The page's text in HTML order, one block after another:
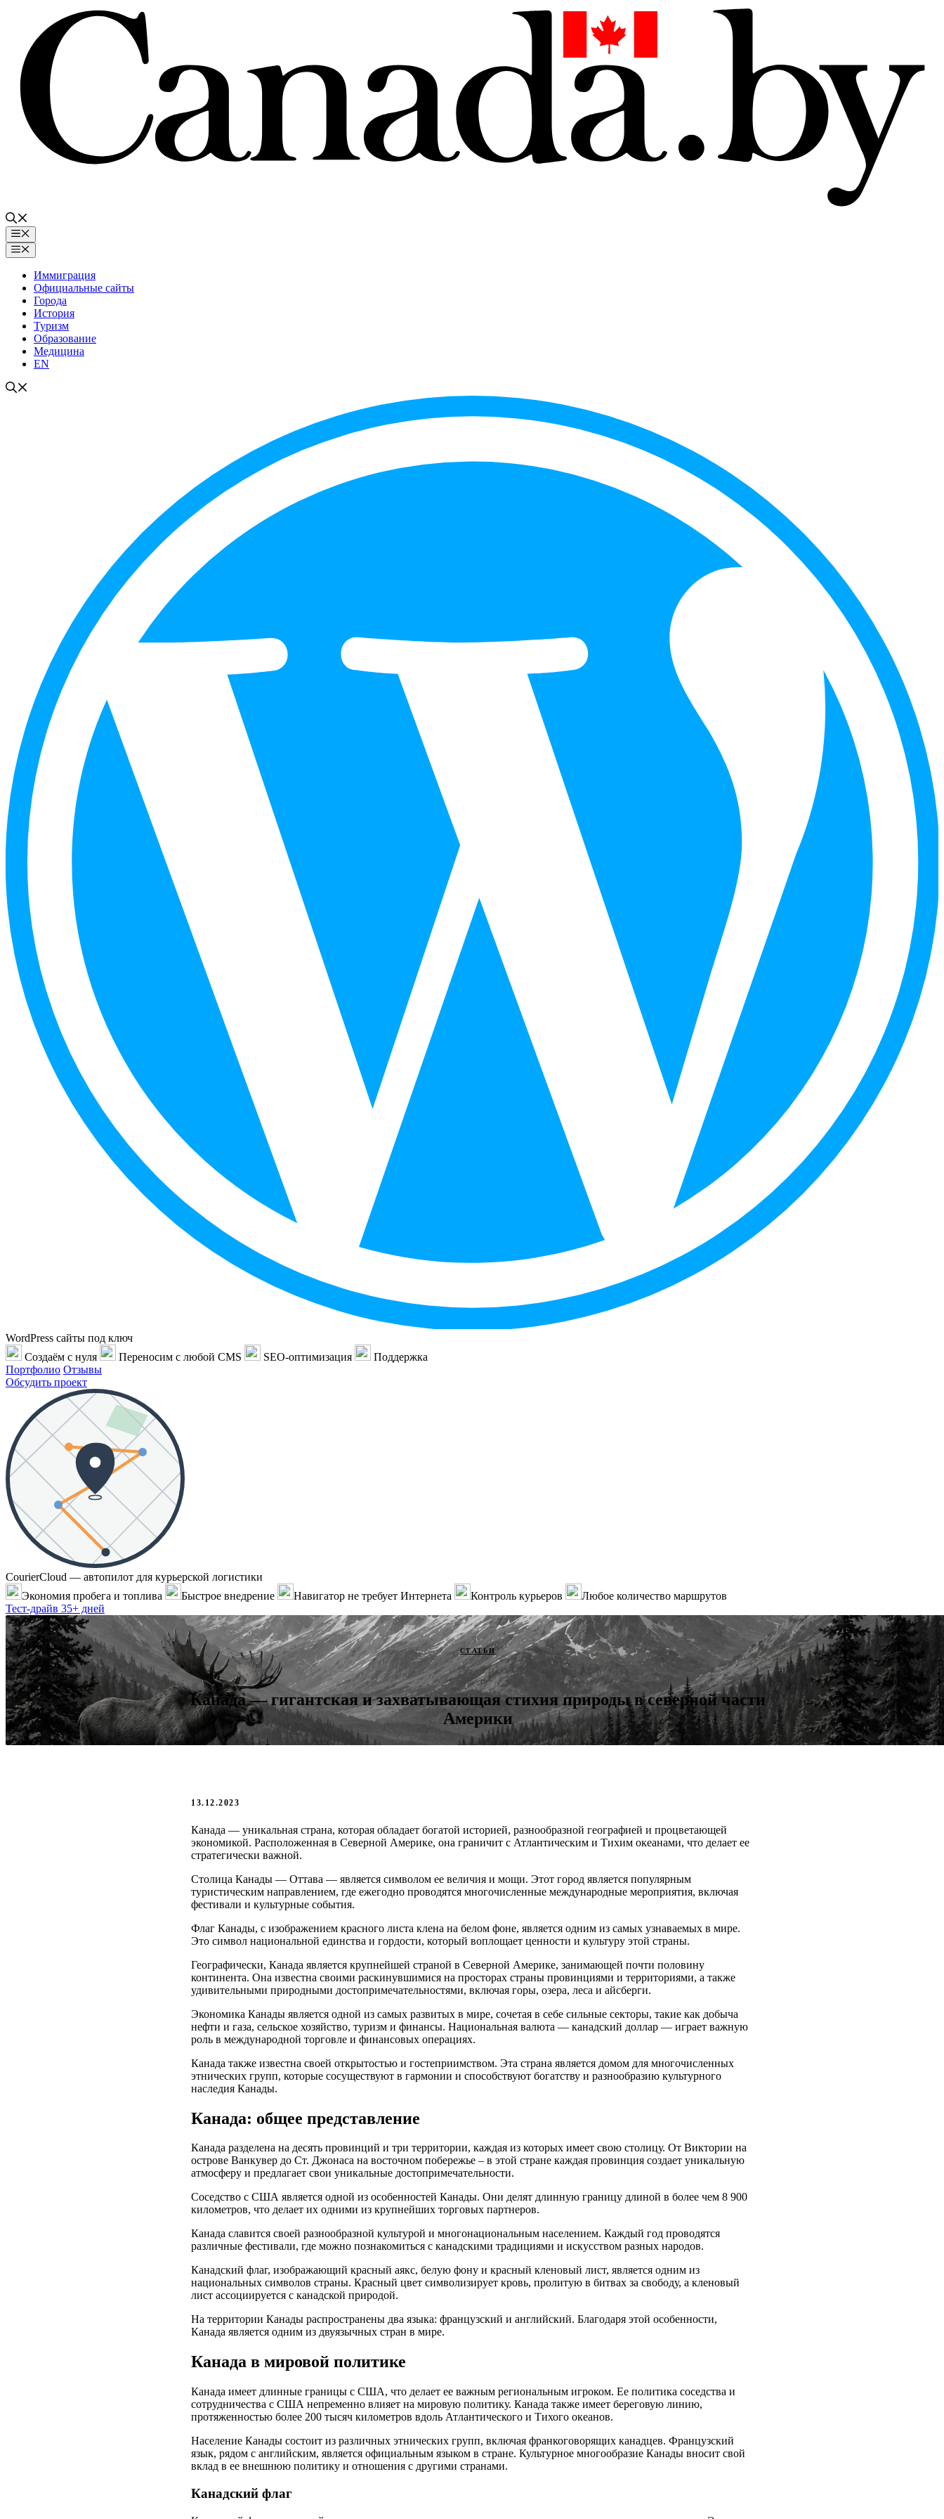
содержимому
Меню
Меню
Иммиграция
Официальные сайты
Города
История
Туризм
Образование
Медицина
EN
WordPress сайты под ключ
Создаём с нуля
Переносим с любой CMS SEO-оптимизация
Поддержка
Портфолио Отзывы
Обсудить проект
CourierCloud — автопилот для курьерской логистики
Экономия пробега и топлива
Быстрое внедрение Навигатор не требует Интернета Контроль курьеров
Любое количество маршрутов
Тест-драйв 35+ дней
СТАТЬИ
Канада — гигантская и захватывающая стихия природы в северной части
Америки
13.12.2023
Канада — уникальная страна, которая обладает богатой историей, разнообразной географией и процветающей
экономикой. Расположенная в Северной Америке, она граничит с Атлантическим и Тихим океанами, что делает ее
стратегически важной.
Столица Канады — Оттава — является символом ее величия и мощи. Этот город является популярным
туристическим направлением, где ежегодно проводятся многочисленные международные мероприятия, включая
фестивали и культурные события.
Флаг Канады, с изображением красного листа клена на белом фоне, является одним из самых узнаваемых в мире.
Это символ национальной единства и гордости, который воплощает ценности и культуру этой страны.
Географически, Канада является крупнейшей страной в Северной Америке, занимающей почти половину
континента. Она известна своими раскинувшимися на просторах страны провинциями и территориями, а также
удивительными природными достопримечательностями, включая горы, озера, леса и айсберги.
Экономика Канады является одной из самых развитых в мире, сочетая в себе сильные секторы, такие как добыча
нефти и газа, сельское хозяйство, туризм и финансы. Национальная валюта — канадский доллар — играет важную
роль в международной торговле и финансовых операциях.
Канада также известна своей открытостью и гостеприимством. Эта страна является домом для многочисленных
этнических групп, которые сосуществуют в гармонии и способствуют богатству и разнообразию культурного
наследия Канады.
Канада: общее представление
Канада разделена на десять провинций и три территории, каждая из которых имеет свою столицу. От Виктории на
острове Ванкувер до Ст. Джонаса на восточном побережье – в этой стране каждая провинция создает уникальную
атмосферу и предлагает свои уникальные достопримечательности.
Соседство с США является одной из особенностей Канады. Они делят длинную границу длиной в более чем 8 900
километров, что делает их одними из крупнейших торговых партнеров.
Канада славится своей разнообразной культурой и многонациональным населением. Каждый год проводятся
различные фестивали, где можно познакомиться с канадскими традициями и искусством разных народов.
Канадский флаг, изображающий красный аякс, белую фону и красный кленовый лист, является одним из
национальных символов страны. Красный цвет символизирует кровь, пролитую в битвах за свободу, а кленовый
лист ассоциируется с канадской природой.
На территории Канады распространены два языка: французский и английский. Благодаря этой особенности,
Канада является одним из двуязычных стран в мире.
Канада в мировой политике
Канада имеет длинные границы с США, что делает ее важным региональным игроком. Ее политика соседства и
сотрудничества с США непременно влияет на мировую политику. Канада также имеет береговую линию,
протяженностью более 200 тысяч километров вдоль Атлантического и Тихого океанов.
Население Канады состоит из различных этнических групп, включая франкоговорящих канадцев. Французский
язык, рядом с английским, является официальным языком в стране. Культурное многообразие Канады вносит свой
вклад в ее внешнюю политику и отношения с другими странами.
Канадский флаг